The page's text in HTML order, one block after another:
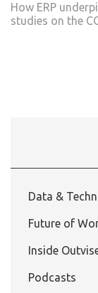
How ERP
studies on the
Data &
Future of
Inside
Podcasts